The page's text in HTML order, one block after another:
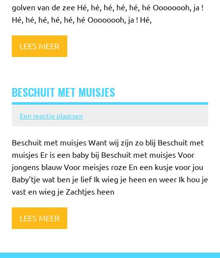
golven van de zee Hé, hé, hé, hé, hé, hé Oooooooh, ja !
Hé, hé, hé, hé, hé, hé Oooooooh, ja ! Hé,
LEES MEER
BESCHUIT MET MUISJES
Een reactie plaatsen
Beschuit met muisjes Want wij zijn zo blij Beschuit met
muisjes Er is een baby bij Beschuit met muisjes Voor
jongens blauw Voor meisjes roze En een kusje voor jou
Baby’tje wat ben je lief Ik wieg je heen en weer Ik hou je
vast en wieg je Zachtjes heen
LEES MEER